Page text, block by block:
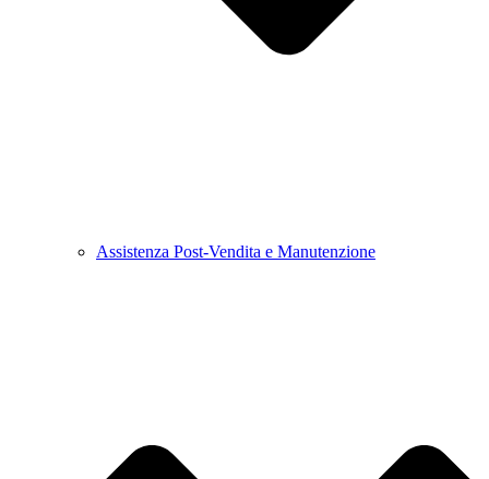
Assistenza Post-Vendita e Manutenzione